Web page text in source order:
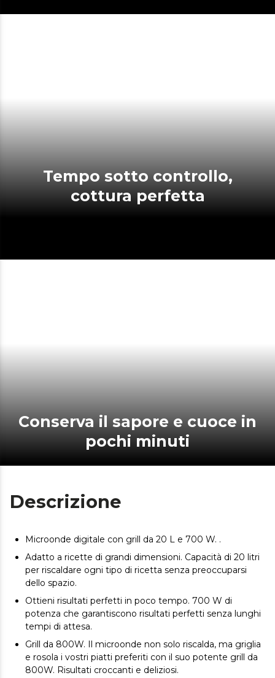
Tempo sotto controllo,
cottura perfetta
Conserva il sapore e cuoce in
pochi minuti
Descrizione
Microonde digitale con grill da 20 L e 700 W. .
Adatto a ricette di grandi dimensioni. Capacità di 20 litri
per riscaldare ogni tipo di ricetta senza preoccuparsi
dello spazio.
Ottieni risultati perfetti in poco tempo. 700 W di
potenza che garantiscono risultati perfetti senza lunghi
tempi di attesa.
Grill da 800W. Il microonde non solo riscalda, ma griglia
e rosola i vostri piatti preferiti con il suo potente grill da
800W. Risultati croccanti e deliziosi.